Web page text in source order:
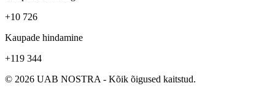
+10 726
Kaupade hindamine
+119 344
© 2026 UAB NOSTRA - Kõik õigused kaitstud.